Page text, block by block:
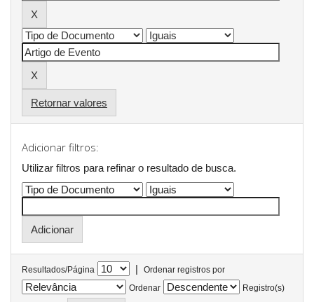
Retornar valores
Adicionar filtros:
Utilizar filtros para refinar o resultado de busca.
Resultados/Página |
Ordenar registros por
Ordenar
Registro(s)